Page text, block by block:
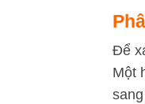
Để
Một